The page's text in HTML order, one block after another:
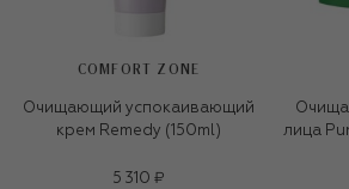
COMFORT ZONE
Очищающий успокаивающий
крем Remedy (150ml)
5 310 ₽
лица